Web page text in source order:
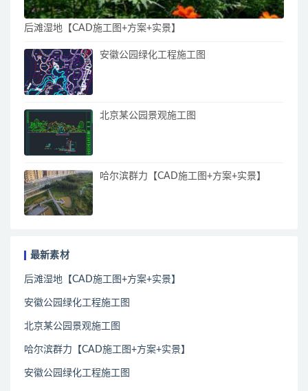
后滩湿地【CAD施工图+方案+实景】
安徽公园绿化工程施工图
北京某公园景观施工图
哈尔滨群力【CAD施工图+方案+实景】
最新素材
后滩湿地【CAD施工图+方案+实景】
安徽公园绿化工程施工图
北京某公园景观施工图
哈尔滨群力【CAD施工图+方案+实景】
安徽公园绿化工程施工图